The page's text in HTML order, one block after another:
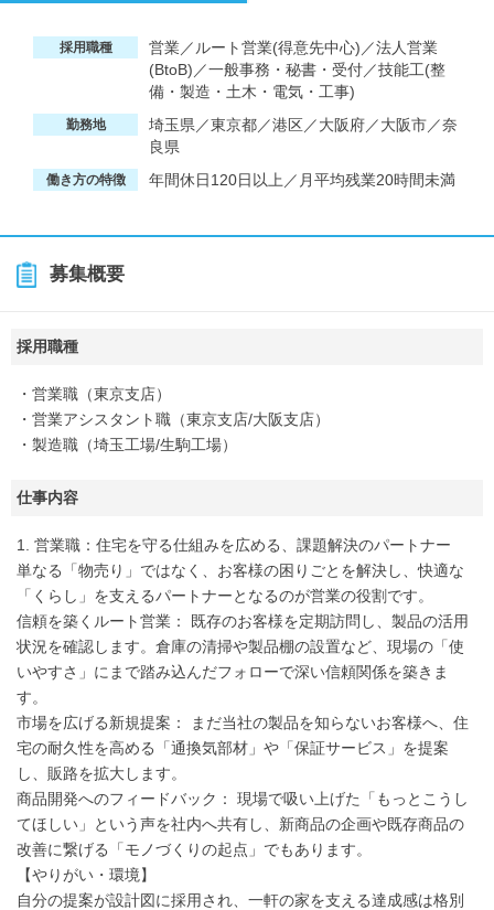
採用職種
営業／ルート営業(得意先中心)／法人営業
(BtoB)／一般事務・秘書・受付／技能工(整
備・製造・土木・電気・工事)
勤務地
埼玉県／東京都／港区／大阪府／大阪市／奈
良県
働き方の特徴 年間休日120日以上／月平均残業20時間未満
募集概要
採用職種
・営業職（東京支店）
・営業アシスタント職（東京支店/大阪支店）
・製造職（埼玉工場/生駒工場）
仕事内容
1. 営業職：住宅を守る仕組みを広める、課題解決のパートナー
単なる「物売り」ではなく、お客様の困りごとを解決し、快適な
「くらし」を支えるパートナーとなるのが営業の役割です。
信頼を築くルート営業： 既存のお客様を定期訪問し、製品の活用
状況を確認します。倉庫の清掃や製品棚の設置など、現場の「使
いやすさ」にまで踏み込んだフォローで深い信頼関係を築きま
す。
市場を広げる新規提案： まだ当社の製品を知らないお客様へ、住
宅の耐久性を高める「通換気部材」や「保証サービス」を提案
し、販路を拡大します。
商品開発へのフィードバック： 現場で吸い上げた「もっとこうし
てほしい」という声を社内へ共有し、新商品の企画や既存商品の
改善に繋げる「モノづくりの起点」でもあります。
【やりがい・環境】
自分の提案が設計図に採用され、一軒の家を支える達成感は格別